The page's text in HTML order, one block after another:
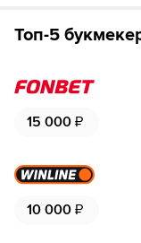
Топ-5
15 000 ₽
10 000 ₽